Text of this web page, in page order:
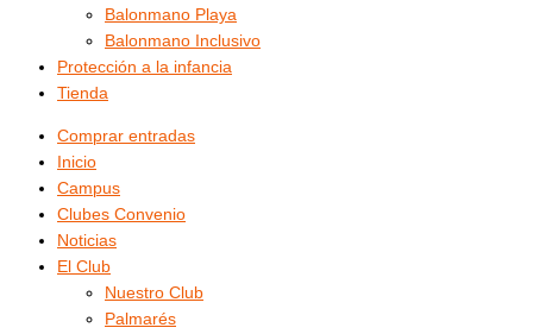
Balonmano Playa
Balonmano Inclusivo
Protección a la infancia
Tienda
Comprar entradas
Inicio
Campus
Clubes Convenio
Noticias
El Club
Nuestro Club
Palmarés